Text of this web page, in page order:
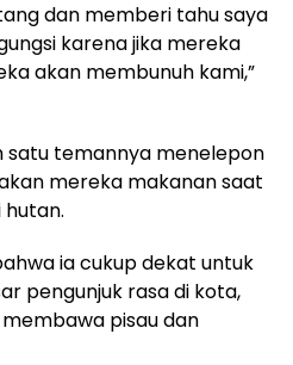
dan memberi tahu saya
karena jika mereka
akan membunuh kami,”
satu temannya menelepon
mereka makanan saat
ia cukup dekat untuk
pengunjuk rasa di kota,
pisau dan